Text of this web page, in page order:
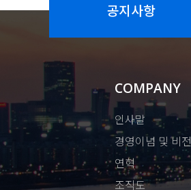
공지사항
COMPANY
인사말
경영이념 및 비전
연혁
조직도